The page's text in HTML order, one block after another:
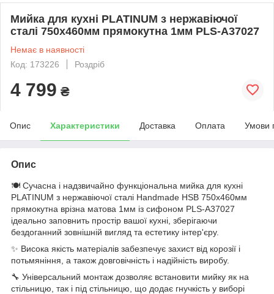
Мийка для кухні PLATINUM з нержавіючої
сталі 750x460мм прямокутна 1мм PLS-A37027
Немає в наявності
Код: 173226
Роздріб
4 799 ₴
Опис Характеристики Доставка Оплата Умови
Опис
🍽️ Сучасна і надзвичайно функціональна мийка для кухні
PLATINUM з нержавіючої сталі Handmade HSB 750x460мм
прямокутна врізна матова 1мм із сифоном PLS-A37027
ідеально заповнить простір вашої кухні, зберігаючи
бездоганний зовнішній вигляд та естетику інтер'єру.
✨ Висока якість матеріалів забезпечує захист від корозії і
потьмяніння, а також довговічність і надійність виробу.
🔧 Універсальний монтаж дозволяє встановити мийку як на
стільницю, так і під стільницю, що додає гнучкість у виборі